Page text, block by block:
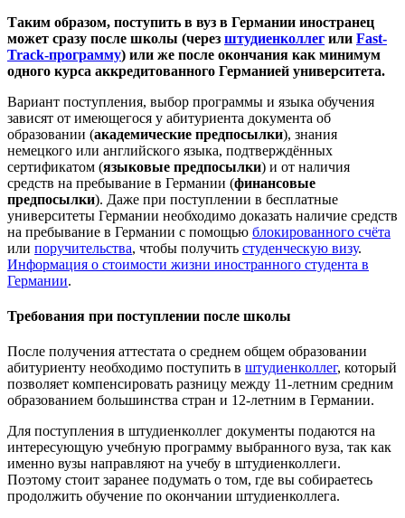
Таким образом, поступить в вуз в Германии иностранец
может сразу после школы (через штудиенколлег или Fast-
Track-программу) или же после окончания как минимум
одного курса аккредитованного Германией университета.
Вариант поступления, выбор программы и языка обучения
зависят от имеющегося у абитуриента документа об
образовании (академические предпосылки), знания
немецкого или английского языка, подтверждённых
сертификатом (языковые предпосылки) и от наличия
средств на пребывание в Германии (финансовые
предпосылки). Даже при поступлении в бесплатные
университеты Германии необходимо доказать наличие средств
на пребывание в Германии с помощью блокированного счёта
или поручительства, чтобы получить студенческую визу.
Информация о стоимости жизни иностранного студента в
Германии.
Требования при поступлении после школы
После получения аттестата о среднем общем образовании
абитуриенту необходимо поступить в штудиенколлег, который
позволяет компенсировать разницу между 11-летним средним
образованием большинства стран и 12-летним в Германии.
Для поступления в штудиенколлег документы подаются на
интересующую учебную программу выбранного вуза, так как
именно вузы направляют на учебу в штудиенколлеги.
Поэтому стоит заранее подумать о том, где вы собираетесь
продолжить обучение по окончании штудиенколлега.